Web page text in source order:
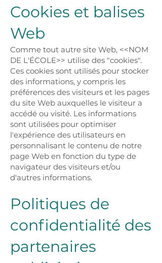
Cookies et balises
Web
Comme tout autre site Web, <<NOM
DE L'ÉCOLE>> utilise des "cookies".
Ces cookies sont utilisés pour stocker
des informations, y compris les
préférences des visiteurs et les pages
du site Web auxquelles le visiteur a
accédé ou visité. Les informations
sont utilisées pour optimiser
l'expérience des utilisateurs en
personnalisant le contenu de notre
page Web en fonction du type de
navigateur des visiteurs et/ou
d'autres informations.
Politiques de
confidentialité des
partenaires